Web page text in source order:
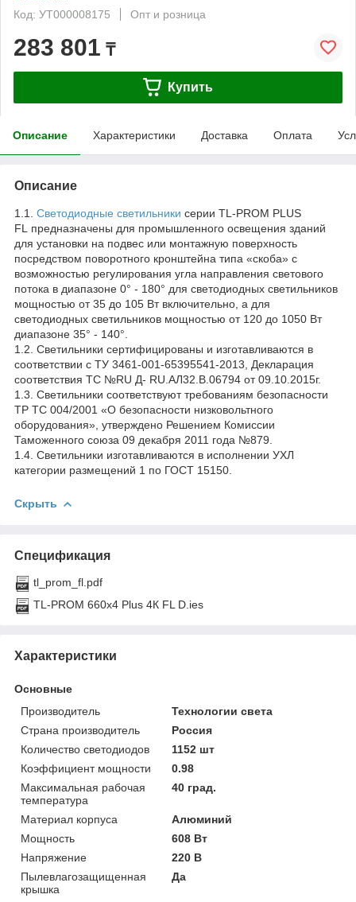
Код: УТ000008175
Опт и розница
283 801 ₸
Купить
Описание Характеристики Доставка Оплата
Описание
1.1. Светодиодные светильники серии TL-PROM PLUS
FL предназначены для промышленного освещения зданий
для установки на подвес или монтажную поверхность
посредством поворотного кронштейна типа «скоба» с
возможностью регулирования угла направления светового
потока в диапазоне 0° - 180° для светодиодных светильников
мощностью от 35 до 105 Вт включительно, а для
светодиодных светильников мощностью от 120 до 1050 Вт
диапазоне 35° - 140°.
1.2. Светильники сертифицированы и изготавливаются в
соответствии с ТУ 3461-001-65395541-2013, Декларация
соответствия ТС №RU Д- RU.АЛ32.В.06794 от 09.10.2015г.
1.3. Светильники соответствуют требованиям безопасности
ТР ТС 004/2001 «О безопасности низковольтного
оборудования», утверждено Решением Комиссии
Таможенного союза 09 декабря 2011 года №879.
1.4. Светильники изготавливаются в исполнении УХЛ
категории размещений 1 по ГОСТ 15150.
Скрыть
Спецификация
tl_prom_fl.pdf
TL-PROM 660x4 Plus 4К FL D.ies
Характеристики
Основные
Производитель
Технологии света
Страна производитель
Россия
Количество светодиодов
1152 шт
Коэффициент мощности
0.98
Максимальная рабочая
температура
40 град.
Материал корпуса
Алюминий
Мощность
608 Вт
Напряжение
220 В
Пылевлагозащищенная
крышка
Да